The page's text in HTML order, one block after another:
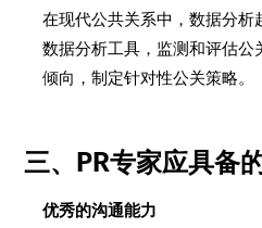
在现代公共关系中，数据分析
数据分析工具，监测和评估
倾向，制定针对性公关策略。
三、PR专家应具备
优秀的沟通能力